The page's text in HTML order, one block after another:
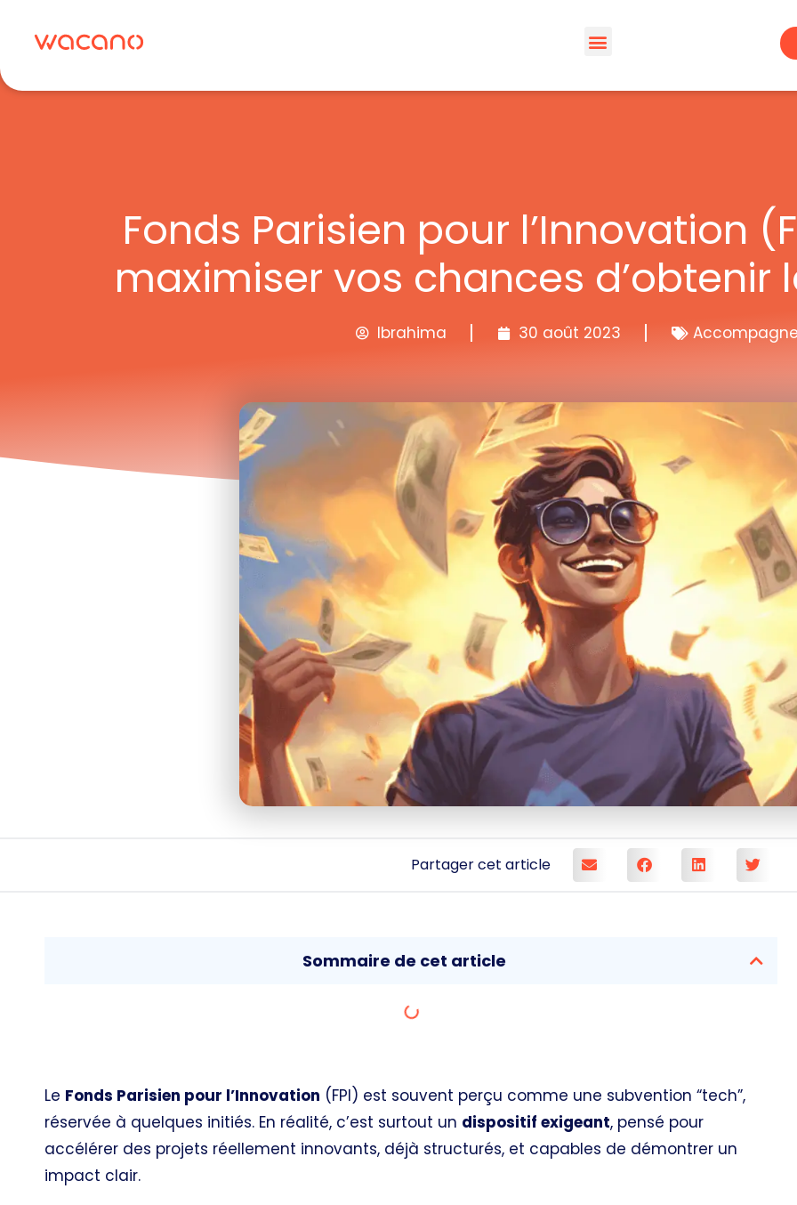
Fonds Parisien pour l’Innovation
maximiser vos chances d’obtenir
Ibrahima 30 août 2023
Partager cet article
Sommaire de cet article
Le Fonds Parisien pour l’Innovation (FPI) est souvent perçu comme une subvention “tech”,
réservée à quelques initiés. En réalité, c’est surtout un dispositif exigeant, pensé pour
accélérer des projets réellement innovants, déjà structurés, et capables de démontrer un
impact clair.